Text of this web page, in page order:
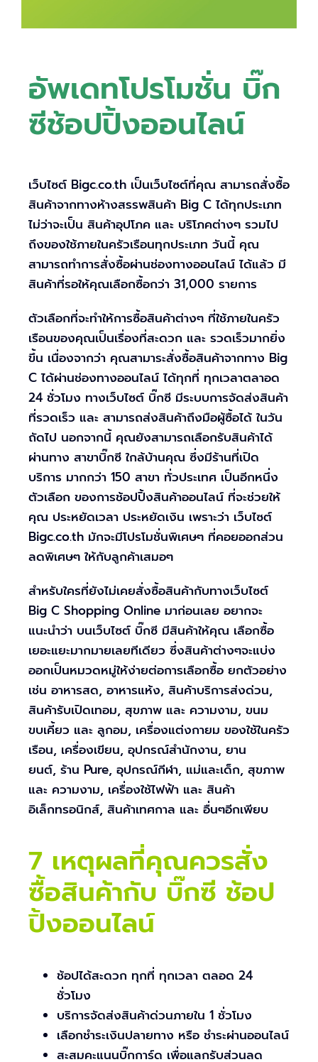
อัพเดทโปรโมชั่น บิ๊ก
ซีช้อปปิ้งออนไลน์
เว็บไซต์ Bigc.co.th เป็นเว็บไซต์ที่คุณ สามารถสั่งซื้อ
สินค้าจากทางห้างสรรพสินค้า Big C ได้ทุกประเภท
ไม่ว่าจะเป็น สินค้าอุปโภค และ บริโภคต่างๆ รวมไป
ถึงของใช้ภายในครัวเรือนทุกประเภท วันนี้ คุณ
สามารถทำการสั่งซื้อผ่านช่องทางออนไลน์ ได้แล้ว มี
สินค้าที่รอให้คุณเลือกซื้อกว่า 31,000 รายการ
ตัวเลือกที่จะทำให้การซื้อสินค้าต่างๆ ที่ใช้ภายในครัว
เรือนของคุณเป็นเรื่องที่สะดวก และ รวดเร็วมากยิ่ง
ขึ้น เนื่องจากว่า คุณสามาระสั่งซื้อสินค้าจากทาง Big
C ได้ผ่านช่องทางออนไลน์ ได้ทุกที่ ทุกเวลาตลาอด
24 ชั่วโมง ทางเว็บไซต์ บิ๊กซี มีระบบการจัดส่งสินค้า
ที่รวดเร็ว และ สามารถส่งสินค้าถึงมือผู้ซื้อได้ ในวัน
ถัดไป นอกจากนี้ คุณยังสามารถเลือกรับสินค้าได้
ผ่านทาง สาขาบิ๊กซี ใกล้บ้านคุณ ซึ่งมีร้านที่เปิด
บริการ มากกว่า 150 สาขา ทั่วประเทศ เป็นอีกหนึ่ง
ตัวเลือก ของการช้อปปิ้งสินค้าออนไลน์ ที่จะช่วยให้
คุณ ประหยัดเวลา ประหยัดเงิน เพราะว่า เว็บไซต์
Bigc.co.th มักจะมีโปรโมชั่นพิเศษๆ ที่คอยออกส่วน
ลดพิเศษๆ ให้กับลูกค้าเสมอๆ
สำหรับใครที่ยังไม่เคยสั่งซื้อสินค้ากับทางเว็บไซต์
Big C Shopping Online มาก่อนเลย อยากจะ
แนะนำว่า บนเว็บไซต์ บิ๊กซี มีสินค้าให้คุณ เลือกซื้อ
เยอะแยะมากมายเลยทีเดียว ซึ่งสินค้าต่างๆจะแบ่ง
ออกเป็นหมวดหมู่ให้ง่ายต่อการเลือกซื้อ ยกตัวอย่าง
เช่น อาหารสด, อาหารแห้ง, สินค้าบริการส่งด่วน,
สินค้ารับเปิดเทอม, สุขภาพ และ ความงาม, ขนม
ขบเคี้ยว และ ลูกอม, เครื่องแต่งกายม ของใช้ในครัว
เรือน, เครื่องเขียน, อุปกรณ์สำนักงาน, ยาน
ยนต์, ร้าน Pure, อุปกรณ์กีฬา, แม่และเด็ก, สุขภาพ
และ ความงาม, เครื่องใช้ไฟฟ้า และ สินค้า
อิเล็กทรอนิกส์, สินค้าเทศกาล และ อื่นๆอีกเพียบ
7 เหตุผลที่คุณควรสั่ง
ซื้อสินค้ากับ บิ๊กซี ช้อป
ปิ้งออนไลน์
ช้อปได้สะดวก ทุกที่ ทุกเวลา ตลอด 24
ชั่วโมง
บริการจัดส่งสินค้าด่วนภายใน 1 ชั่วโมง
เลือกชำระเงินปลายทาง หรือ ชำระผ่านออนไลน์
สะสมคะแนนบิ๊กการ์ด เพื่อแลกรับส่วนลด